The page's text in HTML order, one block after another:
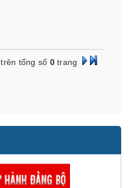
trên tổng số 0trang